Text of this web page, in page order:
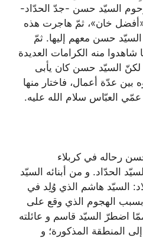
السيّد حسن -جدّ الحدّاد-
أفضل خان»، ثمّ هاجرت هذه
السيّد حسن معهم إليها. ثمّ
شاهدوا منه الكرامات العديدة
لكنّ السيّد حسن كان يأبى
بين عدّة أعمال، فاختار منها
العبّاس سلام الله عليه.
رحاله في كربلاء
الحدّاد. و من أبنائه السيّد
السيّد هاشم الذي وُلِد في
الهجوم الذي وقع على
اضطرّ السيّد قاسم و عائلته
المنطقة المذكورة؛ و